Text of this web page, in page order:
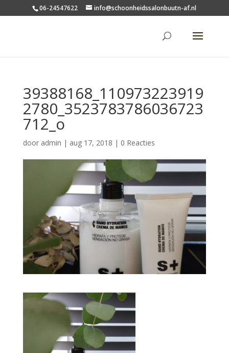
06-24547622 info@schoonheidssalonbuutn-af.nl
39388168_110973223919
2780_3523783786036723
712_o
door admin | aug 17, 2018 | 0 Reacties